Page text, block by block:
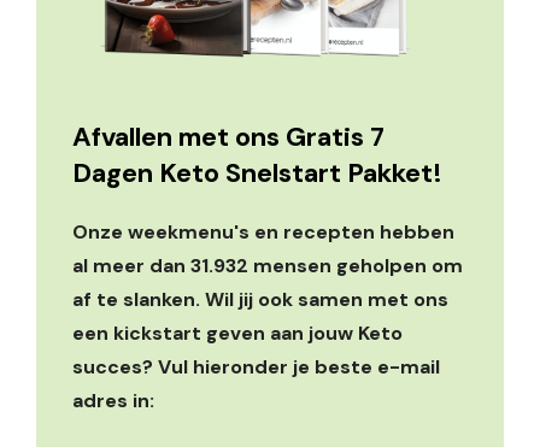
Afvallen met ons Gratis 7
Dagen Keto Snelstart Pakket!
Onze weekmenu's en recepten hebben
al meer dan 31.932 mensen geholpen om
af te slanken. Wil jij ook samen met ons
een kickstart geven aan jouw Keto
succes? Vul hieronder je beste e-mail
adres in: